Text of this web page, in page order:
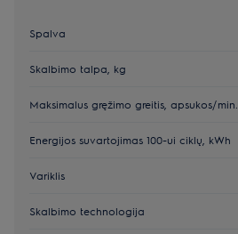
Spalva
Skalbimo talpa, kg
Maksimalus gręžimo greitis, apsukos/min.
Energijos suvartojimas 100-ui ciklų, kWh
Variklis
Skalbimo technologija